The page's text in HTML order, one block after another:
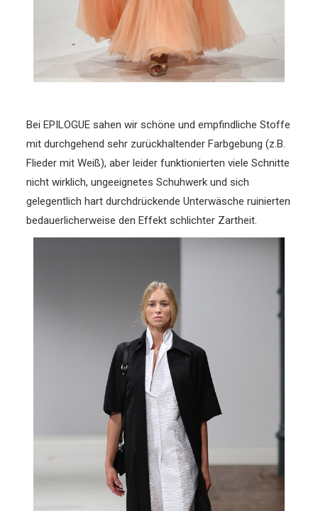
Bei EPILOGUE sahen wir schöne und empfindliche Stoffe
mit durchgehend sehr zurückhaltender Farbgebung (z.B.
Flieder mit Weiß), aber leider funktionierten viele Schnitte
nicht wirklich, ungeeignetes Schuhwerk und sich
gelegentlich hart durchdrückende Unterwäsche ruinierten
bedauerlicherweise den Effekt schlichter Zartheit.